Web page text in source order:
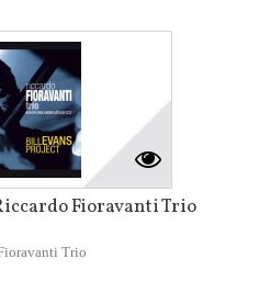
Fioravanti Trio
Trio